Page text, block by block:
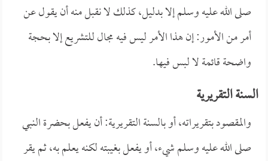
صلى الله عليه وسلم إلا بدليل، كذلك لا نقبل منه أن يقول عن
أمر من الأمور: إن هذا الأمر ليس فيه مجال للتشريع إلا بحجة
واضحة قائمة لا لبس فيها.
السنة التقريرية
والمقصود بتقريراته، أو بالسنة التقريرية: أن يفعل بحضرة النبي
صلى الله عليه وسلم شيء، أو يفعل بغيبته لكنه يعلم به، ثم يقر